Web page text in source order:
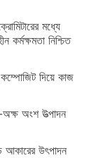
মধ্যে
কর্মক্ষমতা নিশ্চিত
দিয়ে কাজ
অক্ষ অংশ উত্পাদন
আকারের উৎপাদন